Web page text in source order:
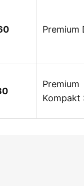
Premium
Premium
Kompakt